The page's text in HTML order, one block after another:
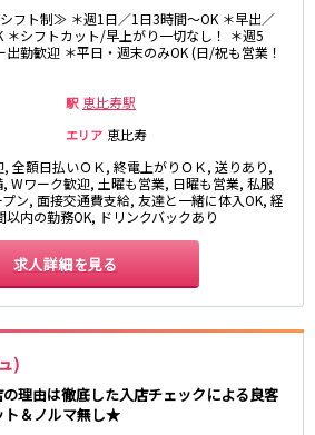
フト制≫ ＊週1日／1日3時間～OK ＊早出／
＊シフトカット/早上がり一切なし！ ＊週5
勤歓迎 ＊平日・週末のみOK (日/祝も営業！
駅 恵比寿駅
エリア 恵比寿
全額日払いＯＫ, 終電上がりＯＫ, 送りあり,
, Wワーク歓迎, 土曜も営業, 日曜も営業, 私服
ン, 面接交通費支給, 友達と一緒に体入OK, 経
以内の勤務OK, ドリンクバックあり
求人詳細を見る
)
理由は徹底した入店チェックによる良客
＆ノルマ無し★
八王子駅
橋本駅
成瀬駅
菊名駅
溝の口駅
鷺沼駅
あざみ野駅
用賀駅
中央林間駅